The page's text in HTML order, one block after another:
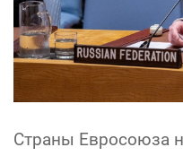
Страны Евросоюза